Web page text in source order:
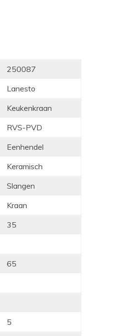
250087
Lanesto
Keukenkraan
RVS-PVD
Eenhendel
Keramisch
Slangen
Kraan
35
65
5